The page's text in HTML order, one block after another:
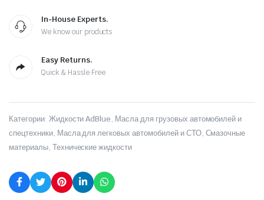
In-House Experts.
We know our products
Easy Returns.
Quick & Hassle Free
Категории: Жидкости AdBlue, Масла для грузовых автомобилей и
спецтехники, Масла для легковых автомобилей и СТО, Смазочные
материалы, Технические жидкости